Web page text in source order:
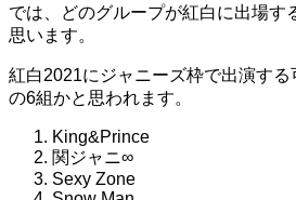
では、どのグループが紅白に出場す
思います。
紅白2021に ジャニーズ枠で出演する
の6組かと思われます。
King&Prince
関ジャニ∞
Sexy Zone